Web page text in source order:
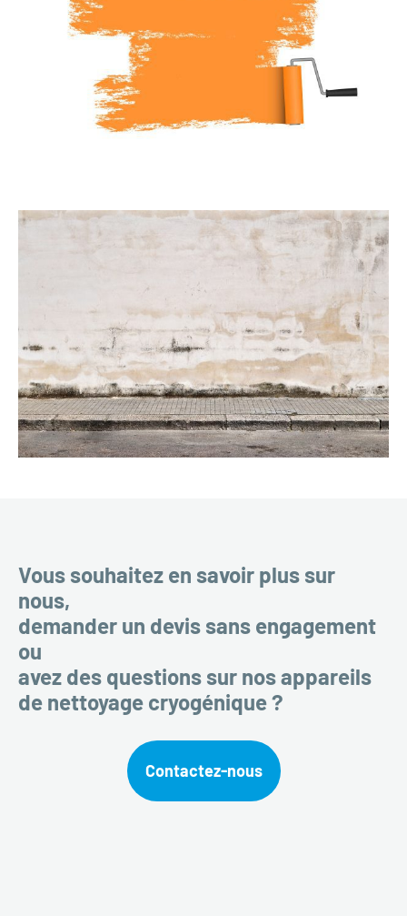
Vous souhaitez en savoir plus sur
nous,
demander un devis sans engagement
ou
avez des questions sur nos appareils
de nettoyage cryogénique ?
Contactez-nous